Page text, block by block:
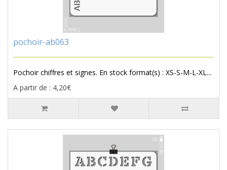
pochoir-ab063
Pochoir chiffres et signes. En stock format(s) : XS-S-M-L-XL...
A partir de : 4,20€